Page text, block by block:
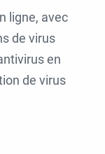
ligne, avec
de virus
en
de virus